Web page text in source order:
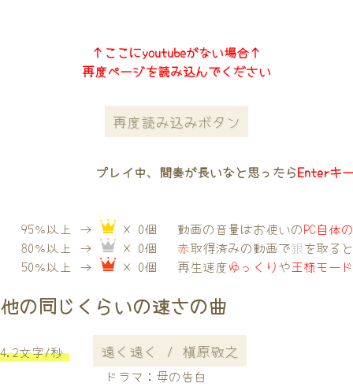
↑ここにyoutubeがない場合↑
再度ページを読み込んでください
再度読み込みボタン
プレイ中、間奏が長いなと思ったらEnterキ
95％以上 →
× 0個
80％以上 →
× 0個
50％以上 →
× 0個
動画の音量はお使いのPC自体
赤取得済みの動画で銀を取る
再生速度ゆっくりや王様モー
他の同じくらいの速さの曲
4.2文字/秒 遠く遠く / 槇原敬之
ドラマ：母の告白